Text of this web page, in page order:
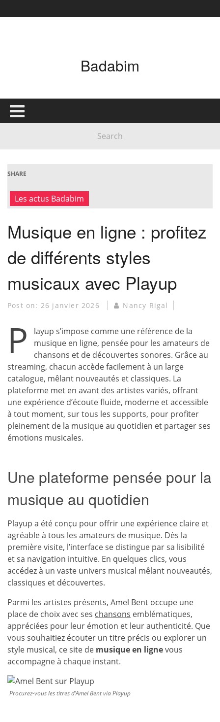
Badabim
SHARE
Les actus Badabim
Musique en ligne : profitez
de différents styles
musicaux avec Playup
Post on: 26 janvier 2026 Nancy Rigal
P
layup s’impose comme une référence de la
musique en ligne, pensée pour les amateurs de
chansons et de découvertes sonores. Grâce au
streaming, chacun accède facilement à un large
catalogue, mêlant nouveautés et classiques. La
plateforme met en avant des artistes variés, offrant
une expérience d’écoute fluide, moderne et accessible
à tout moment, sur tous les supports, pour profiter
pleinement de la musique au quotidien et partager ses
émotions musicales.
Une plateforme pensée pour la
musique au quotidien
Playup a été conçu pour offrir une expérience claire et
agréable à tous les amateurs de musique. Dès la
première visite, l’interface se distingue par sa lisibilité
et sa navigation intuitive. En quelques clics, vous
accédez à un vaste univers musical mêlant nouveautés,
classiques et découvertes.
Parmi les artistes présents, Amel Bent occupe une
place de choix avec ses chansons emblématiques,
appréciées pour leur émotion et leur authenticité. Que
vous souhaitiez écouter un titre précis ou explorer un
style musical, ce site de musique en lignevous
accompagne à chaque instant.
Procurez-vous les titres d’Amel Bent via Playup